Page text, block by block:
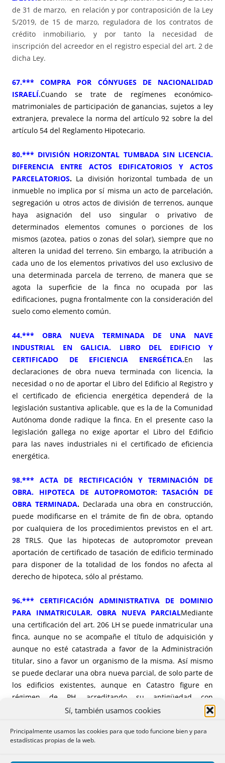
Sí, también usamos cookies
Principalmente usamos las cookies para que todo funcione bien y para
estadísticas propias de la web.
de 31 de marzo, en relación y por contraposición de la Ley
5/2019, de 15 de marzo, reguladora de los contratos de
crédito inmobiliario, y por tanto la necesidad de
inscripción del acreedor en el registro especial del art. 2 de
dicha Ley.
67.*** COMPRA POR CÓNYUGES DE NACIONALIDAD
ISRAELÍ.Cuando se trate de regímenes económico-
matrimoniales de participación de ganancias, sujetos a ley
extranjera, prevalece la norma del artículo 92 sobre la del
artículo 54 del Reglamento Hipotecario.
80.*** DIVISIÓN HORIZONTAL TUMBADA SIN LICENCIA.
DIFERENCIA ENTRE ACTOS EDIFICATORIOS Y ACTOS
PARCELATORIOS. La división horizontal tumbada de un
inmueble no implica por sí misma un acto de parcelación,
segregación u otros actos de división de terrenos, aunque
haya asignación del uso singular o privativo de
determinados elementos comunes o porciones de los
mismos (azotea, patios o zonas del solar), siempre que no
alteren la unidad del terreno. Sin embargo, la atribución a
cada uno de los elementos privativos del uso exclusivo de
una determinada parcela de terreno, de manera que se
agota la superficie de la finca no ocupada por las
edificaciones, pugna frontalmente con la consideración del
suelo como elemento común.
44.*** OBRA NUEVA TERMINADA DE UNA NAVE
INDUSTRIAL EN GALICIA. LIBRO DEL EDIFICIO Y
CERTIFICADO DE EFICIENCIA ENERGÉTICA.En las
declaraciones de obra nueva terminada con licencia, la
necesidad o no de aportar el Libro del Edificio al Registro y
el certificado de eficiencia energética dependerá de la
legislación sustantiva aplicable, que es la de la Comunidad
Autónoma donde radique la finca. En el presente caso la
legislación gallega no exige aportar el Libro del Edificio
para las naves industriales ni el certificado de eficiencia
energética.
98.*** ACTA DE RECTIFICACIÓN Y TERMINACIÓN DE
OBRA. HIPOTECA DE AUTOPROMOTOR: TASACIÓN DE
OBRA TERMINADA.Declarada una obra en construcción,
puede modificarse en el trámite de fin de obra, optando
por cualquiera de los procedimientos previstos en el art.
28 TRLS. Que las hipotecas de autopromotor prevean
aportación de certificado de tasación de edificio terminado
para disponer de la totalidad de los fondos no afecta al
derecho de hipoteca, sólo al préstamo.
96.*** CERTIFICACIÓN ADMINISTRATIVA DE DOMINIO
PARA INMATRICULAR. OBRA NUEVA PARCIALMediante
una certificación del art. 206 LH se puede inmatricular una
finca, aunque no se acompañe el título de adquisición y
aunque no esté catastrada a favor de la Administración
titular, sino a favor un organismo de la misma. Así mismo
se puede declarar una obra nueva parcial, de solo parte de
los edificios existentes, aunque en Catastro figure en
régimen de PH, acreditando su antigüedad con
certificación de un técnico a pesar de que las
catastro.